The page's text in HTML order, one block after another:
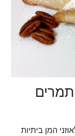
תמרים
המן ביתיות